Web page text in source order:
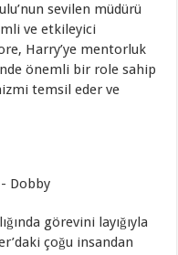
sevilen müdürü
ve etkileyici
Harry’ye mentorluk
önemli bir role sahip
temsil eder ve
görevini layığıyla
çoğu insandan